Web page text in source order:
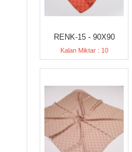
RENK-15 - 90X90
Kalan Miktar : 10